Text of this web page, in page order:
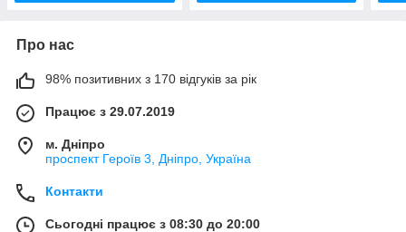
Про нас
98% позитивних з 170 відгуків за рік
Працює з 29.07.2019
м. Дніпро
проспект Героїв 3, Дніпро, Україна
Контакти
Сьогодні працює з 08:30 до 20:00